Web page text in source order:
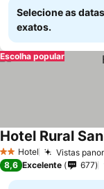
Selecione as
exatos.
Escolha popular
2 Estrelas
Hotel Vistas
Hotel Rural
8,6 Excelente 677